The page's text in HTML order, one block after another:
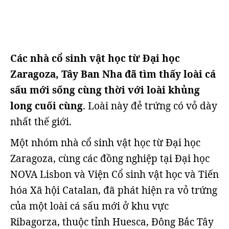
Các nhà cổ sinh vật học từ Đại học
Zaragoza, Tây Ban Nha đã tìm thấy loài cá
sấu mới sống cùng thời với loài khủng
long cuối cùng. Loài này đẻ trứng có vỏ dày
nhất thế giới.
Một nhóm nhà cổ sinh vật học từ Đại học
Zaragoza, cùng các đồng nghiệp tại Đại học
NOVA Lisbon và Viện Cổ sinh vật học và Tiến
hóa Xã hội Catalan, đã phát hiện ra vỏ trứng
của một loài cá sấu mới ở khu vực
Ribagorza, thuộc tỉnh Huesca, Đông Bắc Tây